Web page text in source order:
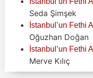
Seda Şimşek
İstanbul’un Fethi
Oğuzhan Doğan
İstanbul’un Fethi
Merve Kılıç